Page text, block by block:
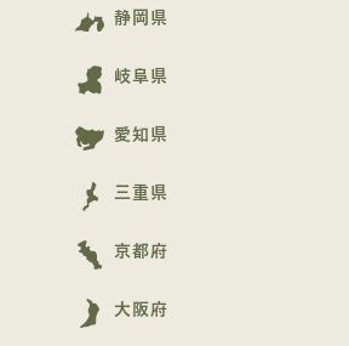
静岡県
岐阜県
愛知県
三重県
京都府
大阪府